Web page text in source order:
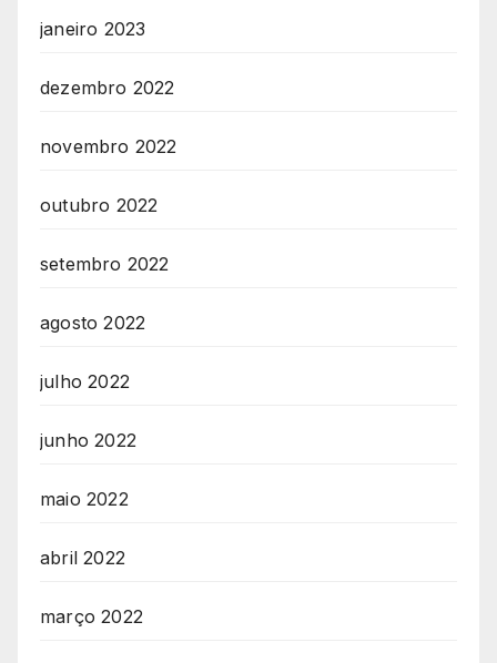
janeiro 2023
dezembro 2022
novembro 2022
outubro 2022
setembro 2022
agosto 2022
julho 2022
junho 2022
maio 2022
abril 2022
março 2022